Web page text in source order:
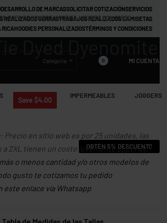
DESARROLLO DE MARCASSOLICITAR COTIZACIÓNSERVICIOS
REALIZADOS GORRASTRABAJOS REALIZADOS CAMISETAS
RICAHOODIES PERSONALIZADOSTÉRMINOS Y CONDICIONES
Categoría 0 MI CUENTA
JACKETS IMPERMEABLES JOGGERS
OBTÉN 5% DESCUENTO
›ROPA DE HOMBRE›HOODIES›HOODIES CON GORRO
Save $4.00
Precio en sitio web es por 25 unidades, las
a 2XL tienen un costo levemente superior.Si
o menos cantidad y/o otros modelos de
gusto te cotizamos tu pedido
este enlace vía Whatsapp